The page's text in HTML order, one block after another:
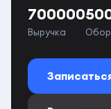
700000
Выручка